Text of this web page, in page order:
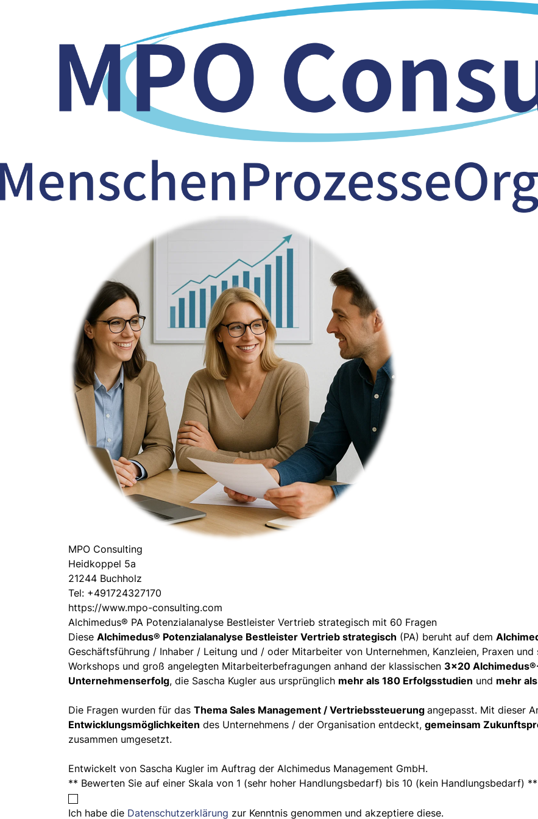
MPO Consulting
Heidkoppel 5a
21244 Buchholz
Tel: +491724327170
https://www.mpo-consulting.com
Alchimedus® PA Potenzialanalyse Bestleister Vertrieb strategisch mit 60 Fragen
Diese Alchimedus® Potenzialanalyse Bestleister Vertrieb strategisch (PA) beruht auf dem
Geschäftsführung / Inhaber / Leitung und / oder Mitarbeiter von Unternehmen, Kanzleien, Praxen
Workshops und groß angelegten Mitarbeiterbefragungen anhand der klassischen 3x20
Unternehmenserfolg, die Sascha Kugler aus ursprünglich mehr als 180 Erfolgsstudien und mehr
Die Fragen wurden für das Thema Sales Management / Vertriebssteuerung angepasst. Mit dieser
Entwicklungsmöglichkeiten des Unternehmens / der Organisation entdeckt, gemeinsam
zusammen umgesetzt.
Entwickelt von Sascha Kugler im Auftrag der Alchimedus Management GmbH.
** Bewerten Sie auf einer Skala von 1 (sehr hoher Handlungsbedarf) bis 10 (kein Handlungsbedarf) **
Ich habe die Datenschutzerklärung zur Kenntnis genommen und akzeptiere diese.